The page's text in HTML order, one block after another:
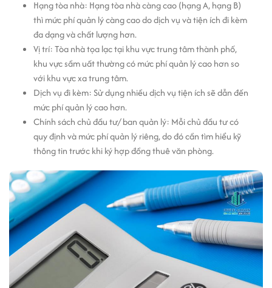
Hạng tòa nhà: Hạng tòa nhà càng cao (hạng A, hạng B)
thì mức phí quản lý càng cao do dịch vụ và tiện ích đi kèm
đa dạng và chất lượng hơn.
Vị trí: Tòa nhà tọa lạc tại khu vực trung tâm thành phố,
khu vực sầm uất thường có mức phí quản lý cao hơn so
với khu vực xa trung tâm.
Dịch vụ đi kèm: Sử dụng nhiều dịch vụ tiện ích sẽ dẫn đến
mức phí quản lý cao hơn.
Chính sách chủ đầu tư/ ban quản lý: Mỗi chủ đầu tư có
quy định và mức phí quản lý riêng, do đó cần tìm hiểu kỹ
thông tin trước khi ký hợp đồng thuê văn phòng.